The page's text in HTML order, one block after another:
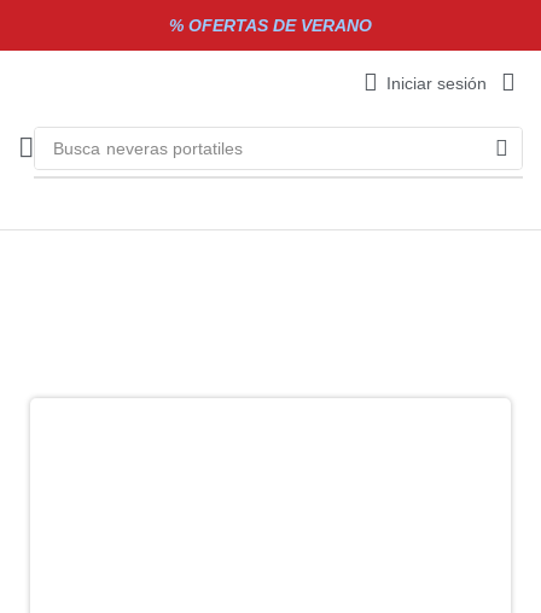
% OFERTAS DE VERANO
Iniciar sesión
Busca neveras portatiles